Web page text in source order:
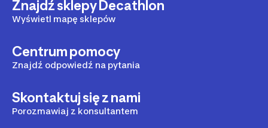
Znajdź sklepy Decathlon
Wyświetl mapę sklepów
Centrum pomocy
Znajdź odpowiedź na pytania
Skontaktuj się z nami
Porozmawiaj z konsultantem